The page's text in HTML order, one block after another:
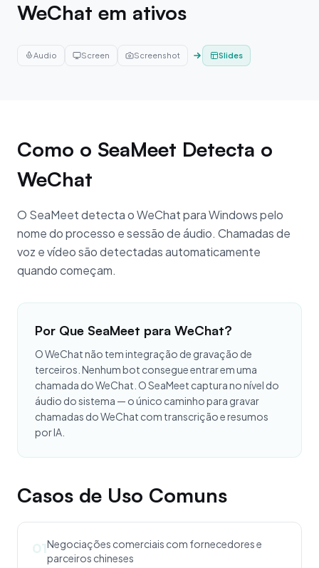
WeChat em ativos
Audio Screen Screenshot Slides
Como o SeaMeet Detecta o
WeChat
O SeaMeet detecta o WeChat para Windows pelo
nome do processo e sessão de áudio. Chamadas de
voz e vídeo são detectadas automaticamente
quando começam.
Por Que SeaMeet para WeChat?
O WeChat não tem integração de gravação de
terceiros. Nenhum bot consegue entrar em uma
chamada do WeChat. O SeaMeet captura no nível do
áudio do sistema — o único caminho para gravar
chamadas do WeChat com transcrição e resumos
por IA.
Casos de Uso Comuns
01Negociações comerciais com fornecedores e
parceiros chineses